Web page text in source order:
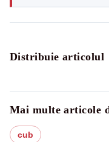
Distribuie articolul
Mai multe articole
cub